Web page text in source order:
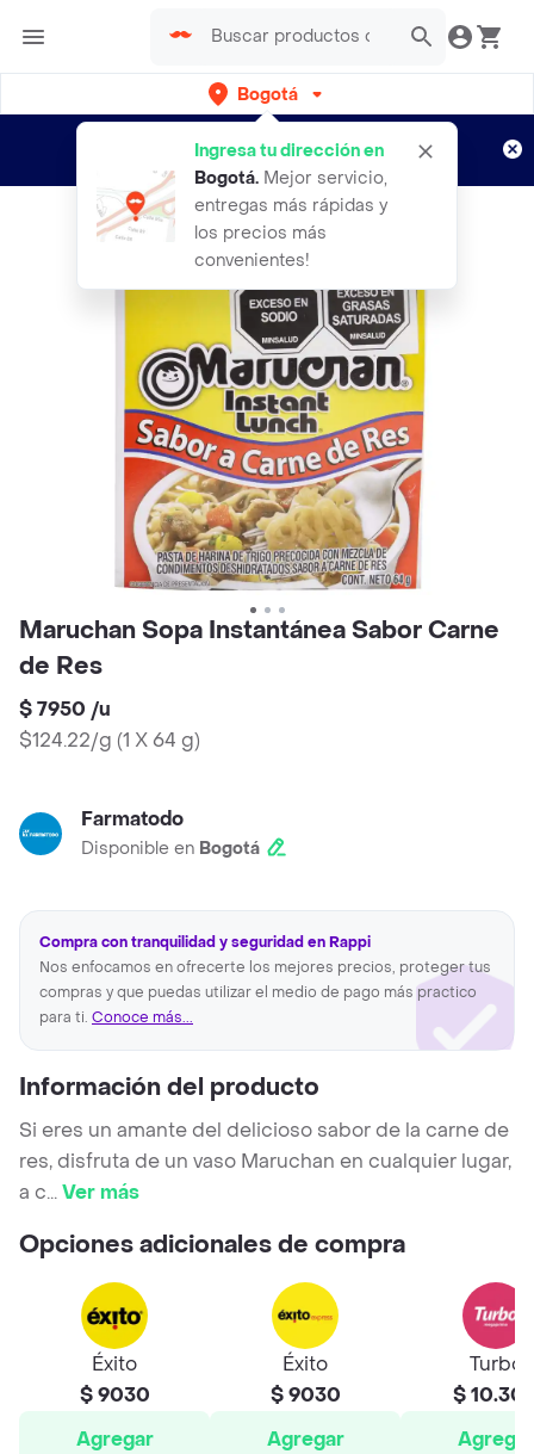
Bogotá
Ingresa tu dirección en
Bogotá. Mejor servicio,
entregas más rápidas y
los precios más
convenientes!
envíos gratis por semanas
Aplican TyC
Maruchan Sopa Instantánea Sabor Carne
de Res
$ 7950 /u
$124.22/g (1 X 64 g)
Farmatodo
Disponible en Bogotá
Compra con tranquilidad y seguridad en Rappi
Nos enfocamos en ofrecerte los mejores precios, proteger tus
compras y que puedas utilizar el medio de pago más practico
para ti. Conoce más...
Información del producto
Si eres un amante del delicioso sabor de la carne de
res, disfruta de un vaso Maruchan en cualquier lugar,
a c...Ver más
Opciones adicionales de compra
Éxito
$ 9030
Agregar
Éxito
$ 9030
Agregar
Turbo
$
Agregar